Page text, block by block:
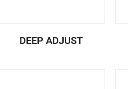
DEEP ADJUST